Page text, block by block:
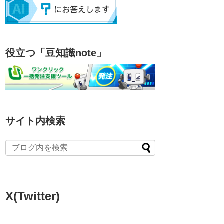
役立つ「豆知識note」
サイト内検索
X(Twitter)